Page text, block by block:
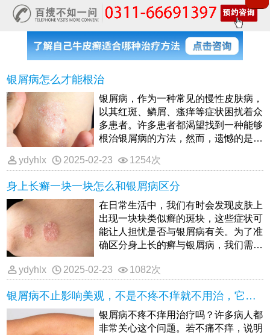
银屑病怎么才能根治
银屑病，作为一种常见的慢性皮肤病，
以其红斑、鳞屑、瘙痒等症状困扰着众
多患者。许多患者都渴望找到一种能够
根治银屑病的方法，然而，遗憾的是，
可
ydyhlx 2025-02-23 1254次
身上长癣一块一块怎么和银屑病区分
在日常生活中，我们有时会发现皮肤上
出现一块块类似癣的斑块，这些症状可
能让人担忧是否与银屑病有关。为了准
确区分身上长的癣与银屑病，我们需要
ydyhlx
2025-02-23 1082次
银屑病不止影响美观，不是不疼不痒就不用治，它的危害你想象不到
银屑病不疼不痒用治疗吗？许多病人都
非常关心这个问题。若不痛不痒，说明